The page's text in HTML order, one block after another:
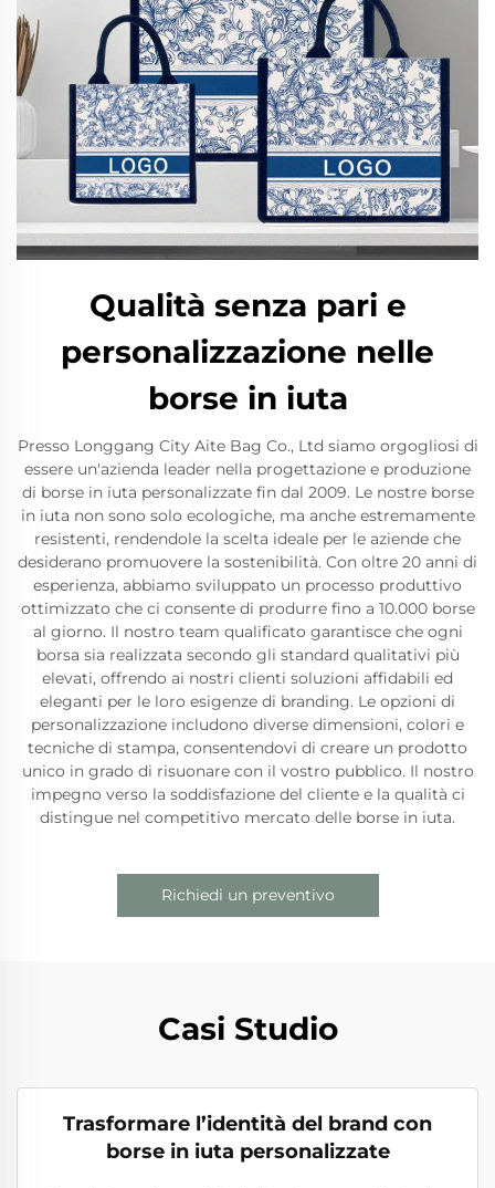
Qualità senza pari e
personalizzazione nelle
borse in iuta
Presso Longgang City Aite Bag Co., Ltd siamo orgogliosi di
essere un'azienda leader nella progettazione e produzione
di borse in iuta personalizzate fin dal 2009. Le nostre borse
in iuta non sono solo ecologiche, ma anche estremamente
resistenti, rendendole la scelta ideale per le aziende che
desiderano promuovere la sostenibilità. Con oltre 20 anni di
esperienza, abbiamo sviluppato un processo produttivo
ottimizzato che ci consente di produrre fino a 10.000 borse
al giorno. Il nostro team qualificato garantisce che ogni
borsa sia realizzata secondo gli standard qualitativi più
elevati, offrendo ai nostri clienti soluzioni affidabili ed
eleganti per le loro esigenze di branding. Le opzioni di
personalizzazione includono diverse dimensioni, colori e
tecniche di stampa, consentendovi di creare un prodotto
unico in grado di risuonare con il vostro pubblico. Il nostro
impegno verso la soddisfazione del cliente e la qualità ci
distingue nel competitivo mercato delle borse in iuta.
Richiedi un preventivo
Casi Studio
Trasformare l’identità del brand con
borse in iuta personalizzate